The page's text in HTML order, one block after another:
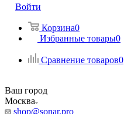
Войти
Корзина0
Избранные товары0
Сравнение товаров0
Ваш город
Москва
shop@sonar.pro